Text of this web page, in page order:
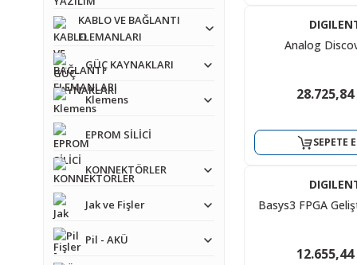
KABLO VE BAĞLANTI
ELEMANLARI
GÜÇ KAYNAKLARI
Klemens
EPROM SİLİCİ
KONNEKTÖRLER
Jak ve Fişler
Pil - AKÜ
6.298,02
SEPETE
9x4.5cm 6mm
491,13 TL
SEPETE
BETİ
SEPETE
Analog
28.725,84
SEPETE
Basys3 FPGA
12.655,44